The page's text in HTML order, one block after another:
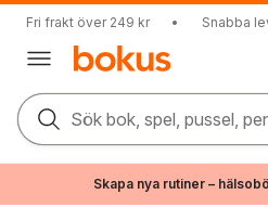
Fri frakt över 249 kr • Snabba
Sök bok, spel, pussel,
Skapa nya rutiner –